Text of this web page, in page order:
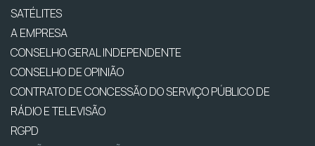
SATÉLITES
A EMPRESA
CONSELHO GERAL INDEPENDENTE
CONSELHO DE OPINIÃO
CONTRATO DE CONCESSÃO DO SERVIÇO PÚBLICO DE
RÁDIO E TELEVISÃO
RGPD